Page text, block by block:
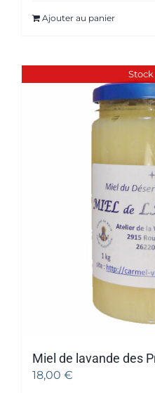
Ajouter au panier
Miel de lavande des
18,00 €